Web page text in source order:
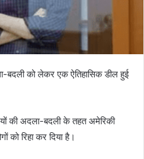
को लेकर एक ऐतिहासिक डील हुई
की अदला-बदली के तहत अमेरिकी
को रिहा कर दिया है।